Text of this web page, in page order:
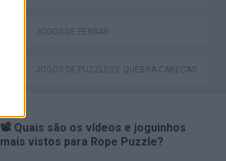
JOGOS DE PENSAR
JOGOS DE PUZZLES E QUEBRA-CABEÇAS
📽️ Quais são os vídeos e joguinhos
mais vistos para Rope Puzzle?